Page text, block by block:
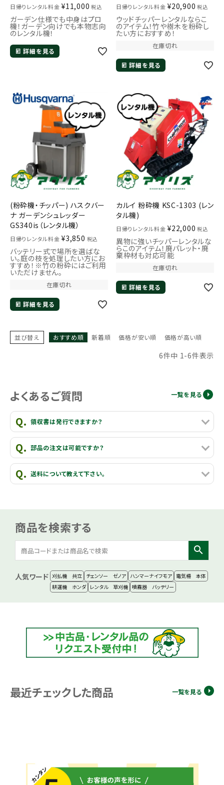
日帰りレンタル料金 ¥11,000 税込
ガーデン仕様でも中身はプロ
機！ガーデン向けでも本物志向
のレンタル機！
詳細を見る
日帰りレンタル料金 ¥20,900 税込
ウッドチッパーレンタルならこ
のアイテム！竹や樹木を粉砕し
たい方におすすめ！
在庫切れ
詳細を見る
(粉砕機・チッパー) ハスクバー
ナ ガーデンシュレッダー
GS340is（レンタル機）
日帰りレンタル料金 ¥3,850 税込
バッテリー式で場所を選ばな
い。庭の枝を処理したい方にお
すすめ！※竹の粉砕にはご利用
いただけません。
在庫切れ
詳細を見る
カルイ 粉砕機 KSC-1303 (レン
タル機)
日帰りレンタル料金 ¥22,000 税込
異物に強いチッパーレンタルな
らこのアイテム！廃パレット・廃
棄枠材も対応可能
在庫切れ
詳細を見る
並び替え おすすめ順 新着順 価格が安い順 価格が高い順
6件中 1 -6件表示
よくあるご質問 一覧を見る
領収書は発行できますか？
部品の注文は可能ですか？
送料について教えて下さい。
商品を検索する
search
人気ワード 刈払機 共立 チェンソー ゼノア ハンマーナイフモア 電気柵 本体
耕運機 ホンダ レンタル 草刈機 噴霧器 バッテリー
最近チェックした商品 一覧を見る